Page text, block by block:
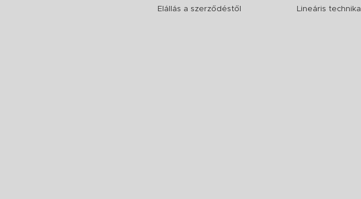
Elállás a szerződéstől
Lineáris technika